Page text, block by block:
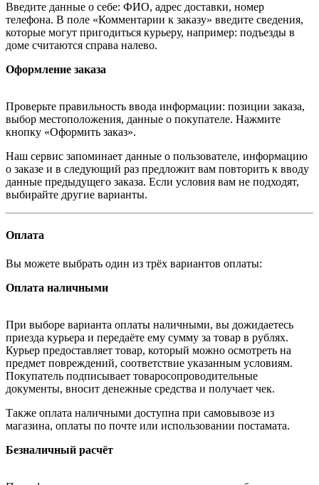
Введите данные о себе: ФИО, адрес доставки, номер
телефона. В поле «Комментарии к заказу» введите сведения,
которые могут пригодиться курьеру, например: подъезды в
доме считаются справа налево.
Оформление заказа
Проверьте правильность ввода информации: позиции заказа,
выбор местоположения, данные о покупателе. Нажмите
кнопку «Оформить заказ».
Наш сервис запоминает данные о пользователе, информацию
о заказе и в следующий раз предложит вам повторить к вводу
данные предыдущего заказа. Если условия вам не подходят,
выбирайте другие варианты.
Оплата
Вы можете выбрать один из трёх вариантов оплаты:
Оплата наличными
При выборе варианта оплаты наличными, вы дожидаетесь
приезда курьера и передаёте ему сумму за товар в рублях.
Курьер предоставляет товар, который можно осмотреть на
предмет повреждений, соответствие указанным условиям.
Покупатель подписывает товаросопроводительные
документы, вносит денежные средства и получает чек.
Также оплата наличными доступна при самовывозе из
магазина, оплаты по почте или использовании постамата.
Безналичный расчёт